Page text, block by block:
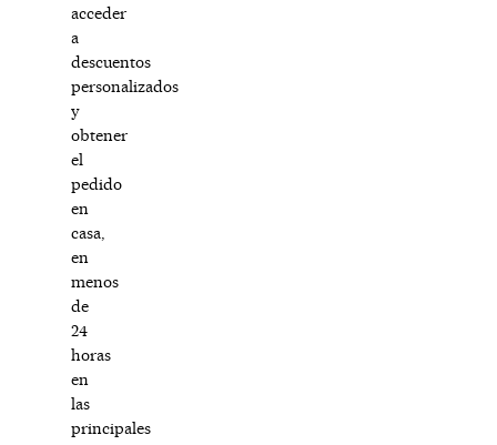
acceder
a
descuentos
personalizados
y
obtener
el
pedido
en
casa,
en
menos
de
24
horas
en
las
principales